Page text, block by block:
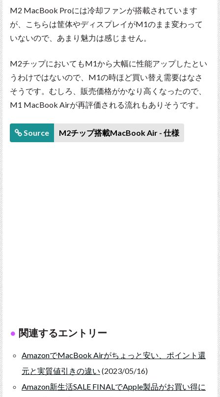
M2 MacBook Proには冷却ファンが搭載されています
が、こちらは筐体やディスプレイがM1のまま変わって
いないので、あまり魅力は感じません。
M2チップにおいてもM1から大幅に性能アップしたとい
うわけではないので、M1の時ほど買い替え需要はなさ
そうです。むしろ、販売価格がかなり高くなったので、
M1 MacBook Airが再評価される流れもありそうです。
Source M2チップ搭載MacBook Air - 仕様
関連するエントリー
AmazonでMacBook Airがちょっと安い、ポイント還
元と実質値引きの違い (2023/05/16)
Amazon新生活SALE FINALでApple製品がお買い得に